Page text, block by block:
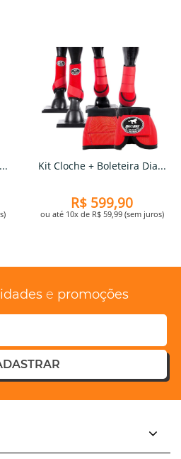
Kit Cloche + Boleteira Dia...
R$ 599,90
ou até 10x de R$ 59,99 (sem juros)
e promoções